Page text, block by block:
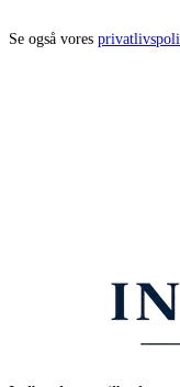
Se også vores